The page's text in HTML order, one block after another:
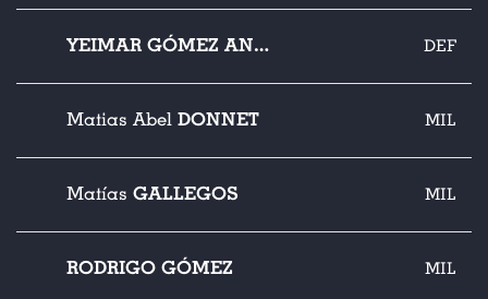
YEIMAR GÓMEZ ANDRADE DEF
Matias Abel DONNET MIL
Matías GALLEGOS MIL
RODRIGO GÓMEZ MIL